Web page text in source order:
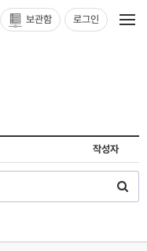
보관함 로그인
작성자